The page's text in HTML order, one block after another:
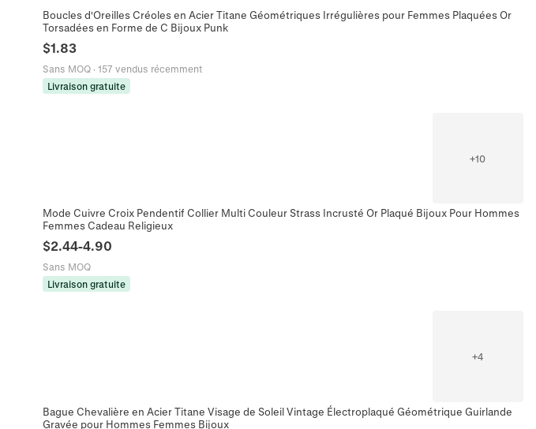
Boucles d'Oreilles Créoles en Acier Titane Géométriques Irrégulières pour Femmes Plaquées Or
Torsadées en Forme de C Bijoux Punk
$1.83
Sans MOQ· 157 vendus récemment
Livraison gratuite
+10
Mode Cuivre Croix Pendentif Collier Multi Couleur Strass Incrusté Or Plaqué Bijoux Pour Hommes
Femmes Cadeau Religieux
$2.44-4.90
Sans MOQ
Livraison gratuite
+4
Bague Chevalière en Acier Titane Visage de Soleil Vintage Électroplaqué Géométrique Guirlande
Gravée pour Hommes Femmes Bijoux